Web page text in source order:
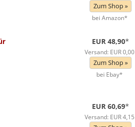
Zum Shop »
bei Amazon*
EUR 48,90*
Versand: EUR 0,00
Zum Shop »
bei Ebay*
EUR 60,69*
Versand: EUR 4,15